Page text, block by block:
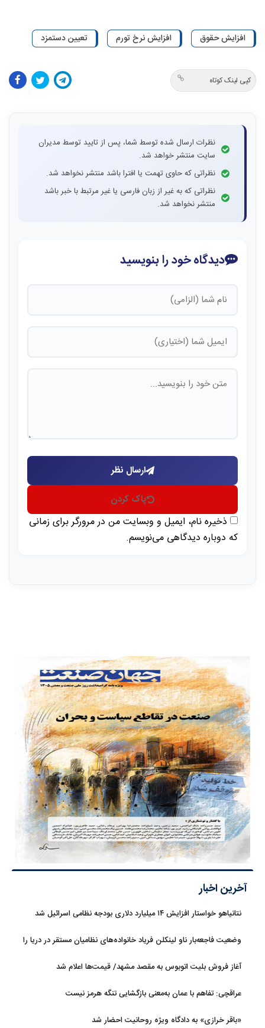
افزایش حقوق افزایش نرخ تورم تعیین دستمزد
کپی لینک کوتاه
نظرات ارسال شده توسط شما، پس از تایید توسط مدیران
سایت منتشر خواهد شد.
نظراتی که حاوی تهمت یا افترا باشد منتشر نخواهد شد.
نظراتی که به غیر از زبان فارسی یا غیر مرتبط با خبر باشد
منتشر نخواهد شد.
دیدگاه خود را بنویسید
ارسال نظر
پاک کردن
ذخیره نام، ایمیل و وبسایت من در مرورگر برای زمانی
که دوباره دیدگاهی می‌نویسم.
آخرین اخبار
نتانیاهو خواستار افزایش ۱۴ میلیارد دلاری بودجه نظامی اسرائیل شد
وضعیت فاجعه‌بار ناو لینکلن فریاد خانواده‌های نظامیان مستقر در دریا را
بلند کرد
آغاز فروش بلیت اتوبوس به مقصد مشهد/ قیمت‌ها اعلام شد
عراقچی: تفاهم با عمان به‌معنی بازگشایی تنگه هرمز نیست
«باقر خرازی» به دادگاه ویژه روحانیت احضار شد